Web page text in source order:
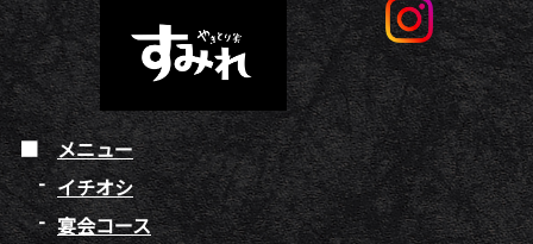
メニュー
イチオシ
宴会コース